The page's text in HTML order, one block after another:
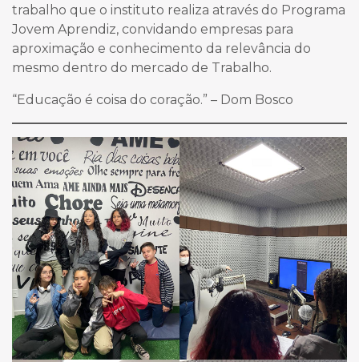
trabalho que o instituto realiza através do Programa
Jovem Aprendiz, convidando empresas para
aproximação e conhecimento da relevância do
mesmo dentro do mercado de Trabalho.
“Educação é coisa do coração.” – Dom Bosco